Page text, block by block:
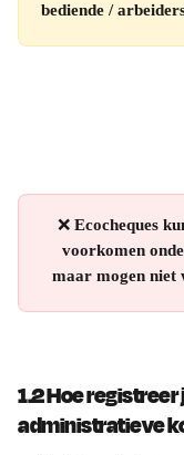
bediende /
❌ Ecocheques
voorkomen
maar mogen niet
1.2 Hoe
administratieve